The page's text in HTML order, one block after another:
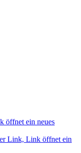
öffnet ein neues
Link, Link öffnet ein